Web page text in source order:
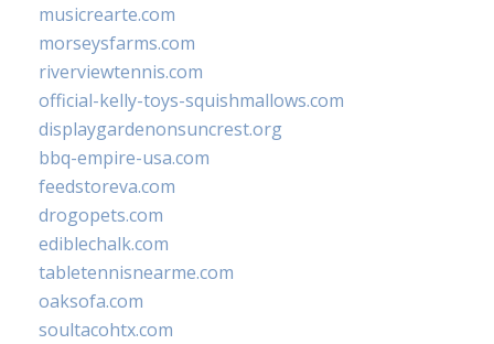
musicrearte.com
morseysfarms.com
riverviewtennis.com
official-kelly-toys-squishmallows.com
displaygardenonsuncrest.org
bbq-empire-usa.com
feedstoreva.com
drogopets.com
ediblechalk.com
tabletennisnearme.com
oaksofa.com
soultacohtx.com